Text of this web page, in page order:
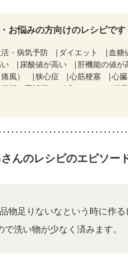
お悩みの方向けのレシピです
・病気予防 ダイエット 血糖
尿酸値が高い 肝機能の値が
風）
狭心症 心筋梗塞 心
期・寛解期）
非アルコール性
重増加が気になる（初期）
妊婦
）
骨折 骨粗しょう症 関節リ
んのレシピのエピソー
物足りないなという時に作
で洗い物が少なく済みます。